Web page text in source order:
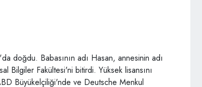
doğdu. Babasının adı Hasan, annesinin adı
Bilgiler Fakültesi'ni bitirdi. Yüksek lisansını
Büyükelçiliği'nde ve Deutsche Menkul